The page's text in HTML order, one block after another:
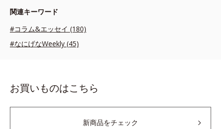
関連キーワード
#コラム&エッセイ (180)
#なにげなWeekly (45)
お買いものはこちら
新商品をチェック